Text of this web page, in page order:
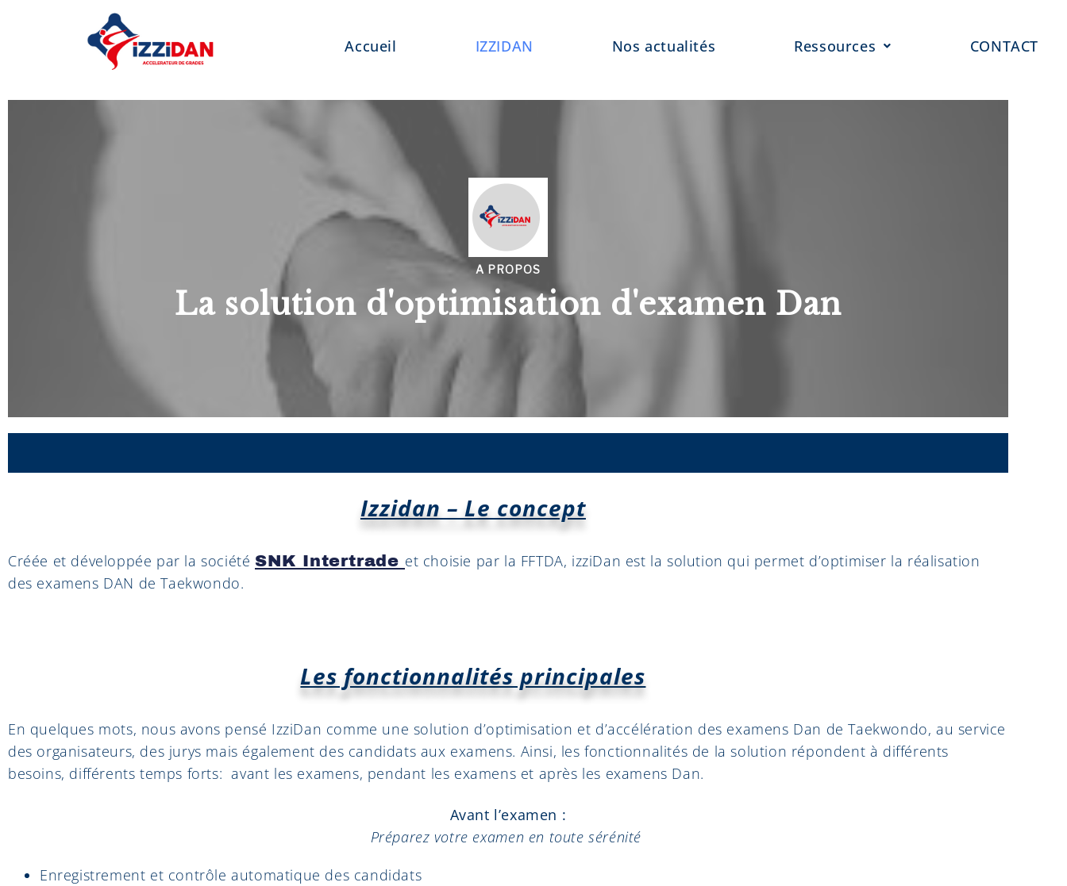
Accueil IZZIDAN Nos actualités Ressources CONTACT
A PROPOS
La solution d'optimisation d'examen Dan
Izzidan – Le concept
Créée et développée par la société SNK Intertrade et choisie par la FFTDA, izziDan est la solution qui permet d’optimiser la réalisation
des examens DAN de Taekwondo.
Les fonctionnalités principales
En quelques mots, nous avons pensé IzziDan comme une solution d’optimisation et d’accélération des examens Dan de Taekwondo, au service
des organisateurs, des jurys mais également des candidats aux examens. Ainsi, les fonctionnalités de la solution répondent à différents
besoins, différents temps forts: avant les examens, pendant les examens et après les examens Dan.
Avant l’examen :
Préparez votre examen en toute sérénité
Enregistrement et contrôle automatique des candidats